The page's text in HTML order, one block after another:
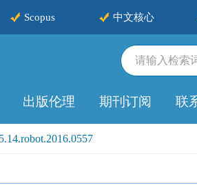
Scopus 中文核心
出版伦理 期刊订阅 联